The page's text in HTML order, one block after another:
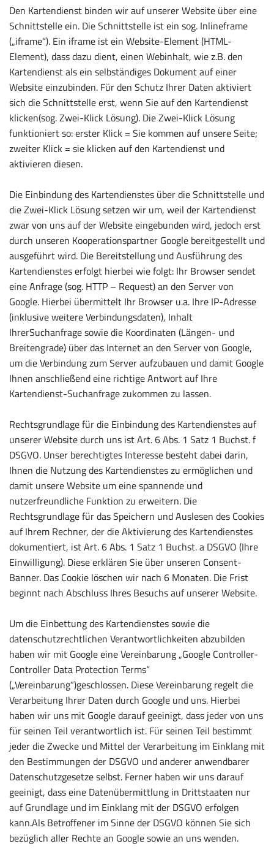
Den Kartendienst binden wir auf unserer Website über eine
Schnittstelle ein. Die Schnittstelle ist ein sog. Inlineframe
(„iframe“). Ein iframe ist ein Website-Element (HTML-
Element), dass dazu dient, einen Webinhalt, wie z.B. den
Kartendienst als ein selbständiges Dokument auf einer
Website einzubinden. Für den Schutz Ihrer Daten aktiviert
sich die Schnittstelle erst, wenn Sie auf den Kartendienst
klicken(sog. Zwei-Klick Lösung). Die Zwei-Klick Lösung
funktioniert so: erster Klick = Sie kommen auf unsere Seite;
zweiter Klick = sie klicken auf den Kartendienst und
aktivieren diesen.
Die Einbindung des Kartendienstes über die Schnittstelle und
die Zwei-Klick Lösung setzen wir um, weil der Kartendienst
zwar von uns auf der Website eingebunden wird, jedoch erst
durch unseren Kooperationspartner Google bereitgestellt und
ausgeführt wird. Die Bereitstellung und Ausführung des
Kartendienstes erfolgt hierbei wie folgt: Ihr Browser sendet
eine Anfrage (sog. HTTP – Request) an den Server von
Google. Hierbei übermittelt Ihr Browser u.a. Ihre IP-Adresse
(inklusive weitere Verbindungsdaten), Inhalt
IhrerSuchanfrage sowie die Koordinaten (Längen- und
Breitengrade) über das Internet an den Server von Google,
um die Verbindung zum Server aufzubauen und damit Google
Ihnen anschließend eine richtige Antwort auf Ihre
Kartendienst-Suchanfrage zukommen zu lassen.
Rechtsgrundlage für die Einbindung des Kartendienstes auf
unserer Website durch uns ist Art. 6 Abs. 1 Satz 1 Buchst. f
DSGVO. Unser berechtigtes Interesse besteht dabei darin,
Ihnen die Nutzung des Kartendienstes zu ermöglichen und
damit unsere Website um eine spannende und
nutzerfreundliche Funktion zu erweitern. Die
Rechtsgrundlage für das Speichern und Auslesen des Cookies
auf Ihrem Rechner, der die Aktivierung des Kartendienstes
dokumentiert, ist Art. 6 Abs. 1 Satz 1 Buchst. a DSGVO (Ihre
Einwilligung). Diese erklären Sie über unseren Consent-
Banner. Das Cookie löschen wir nach 6 Monaten. Die Frist
beginnt nach Abschluss Ihres Besuchs auf unserer Website.
Um die Einbettung des Kartendienstes sowie die
datenschutzrechtlichen Verantwortlichkeiten abzubilden
haben wir mit Google eine Vereinbarung „Google Controller-
Controller Data Protection Terms“
(„Vereinbarung“)geschlossen. Diese Vereinbarung regelt die
Verarbeitung Ihrer Daten durch Google und uns. Hierbei
haben wir uns mit Google darauf geeinigt, dass jeder von uns
für seinen Teil verantwortlich ist. Für seinen Teil bestimmt
jeder die Zwecke und Mittel der Verarbeitung im Einklang mit
den Bestimmungen der DSGVO und anderer anwendbarer
Datenschutzgesetze selbst. Ferner haben wir uns darauf
geeinigt, dass eine Datenübermittlung in Drittstaaten nur
auf Grundlage und im Einklang mit der DSGVO erfolgen
kann.Als Betroffener im Sinne der DSGVO können Sie sich
bezüglich aller Rechte an Google sowie an uns wenden.